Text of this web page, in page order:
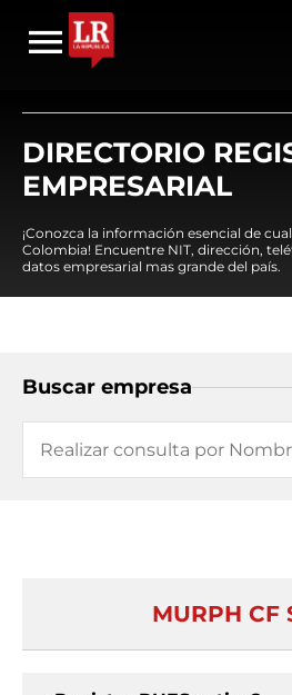
DIRECTORIO
EMPRESARIAL
¡Conozca la información esencial de
Colombia! Encuentre NIT, dirección,
datos empresarial mas grande del país.
Buscar empresa
MURPH CF